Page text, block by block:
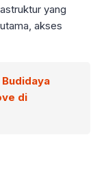
yang
akses
di